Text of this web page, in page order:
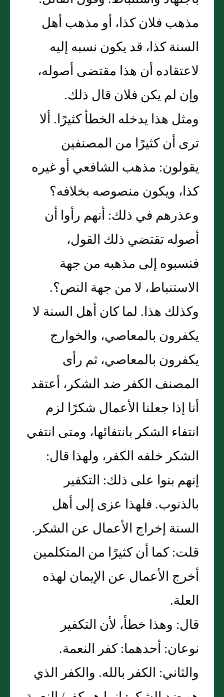
مذهب فلان كذا، أو مذهب أهل
السنة كذا، قد يكون نسبه إليه
لاعتقاده أن هذا مقتضى أصوله،
وإن لم يكن فلان قال ذلك‏.‏
ومثل هذا يدخله الخطأ كثيرًا‏.‏ ألا
ترى أن كثيرًا من المصنفين
يقولون‏:‏ مذهب الشافعي أو غيره
كذا، ويكون منصوصه بخلافه‏؟‏
وعذرهم في ذلك‏:‏ أنهم رأوا أن
أصوله تقتضي ذلك القول،
فنسبوه إلى مذهبه من جهة
الاستنباط، لا من جهة النص‏؟‏‏.‏
وكذلك هذا‏.‏ لما كان أهل السنة لا
يكفرون بالمعاصي، والخوارج
يكفرون بالمعاصي، ثم رأى
المصنف الكفر ضد الشكر، أعتقد
أنا إذا جعلنا الأعمال شكرًا لزم
انتفاء الشكر بانتفائها، ومتى انتفي
الشكر خلفه الكفر، ولهذا قال‏:‏
إنهم بنوا على ذلك‏:‏ التكفير
بالذنوب‏.‏ فلهذا عزى إلى أهل
السنة إخراج الأعمال عن الشكر‏.‏
قلت‏:‏ كما أن كثيرًا من المتكلمين
أخرج الأعمال عن الإيمان لهذه
العلة‏.‏
قال‏:‏ وهذا خطأ، لأن التكفير
نوعان‏:‏ أحدهما‏:‏ كفر النعمة‏.‏
والثاني‏:‏ الكفر بالله‏.‏ والكفر الذي